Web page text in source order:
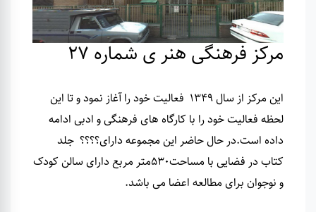
مرکز فرهنگی هنر ی شماره 27
این مرکز از سال 1349 فعالیت خود را آغاز نمود و تا این
لحظه فعالیت خود را با کارگاه های فرهنگی و ادبی ادامه
داده است.در حال حاضر این مجموعه دارای؟؟؟؟ جلد
کتاب در فضایی با مساحت530متر مربع دارای سالن کودک
و نوجوان برای مطالعه اعضا می باشد.